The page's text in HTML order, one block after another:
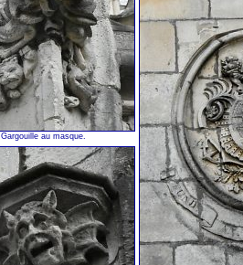
Gargouille au masque.